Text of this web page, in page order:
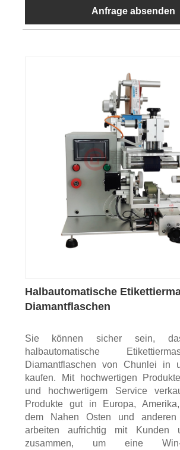
Anfrage absenden
Halbautomatische
Diamantflaschen
Sie können sicher sein,
halbautomatische
Diamantflaschen von Chunlei in
kaufen. Mit hochwertigen
und hochwertigem Service
Produkte gut in Europa,
dem Nahen Osten und anderen
arbeiten aufrichtig mit Kunden
zusammen, um eine Win-